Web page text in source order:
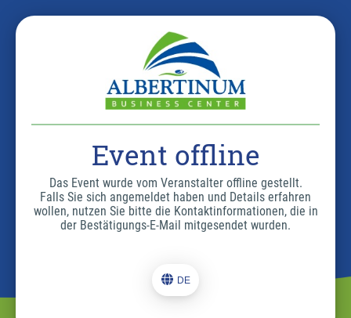
Event offline
Das Event wurde vom Veranstalter offline gestellt.
Falls Sie sich angemeldet haben und Details erfahren
wollen, nutzen Sie bitte die Kontaktinformationen, die in
der Bestätigungs-E-Mail mitgesendet wurden.
DE